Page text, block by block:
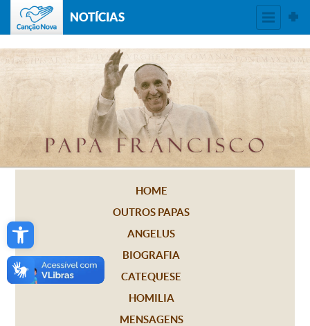
Open toolbar
NOTÍCIAS
HOME
OUTROS PAPAS
ANGELUS
BIOGRAFIA
CATEQUESE
HOMILIA
MENSAGENS